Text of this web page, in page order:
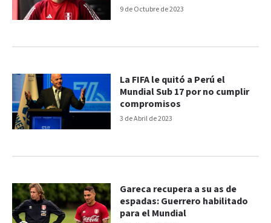
9 de Octubre de 2023
3 de Abril de 2023
La FIFA le quitó a Perú el
Mundial Sub 17 por no cumplir
compromisos
Gareca recupera a su as de
espadas: Guerrero habilitado
para el Mundial